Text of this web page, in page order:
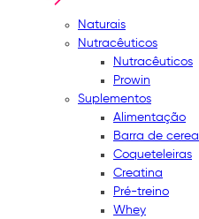
Naturais
Nutracêuticos
Nutracêuticos
Prowin
Suplementos
Alimentação
Barra de cereal
Coqueteleiras
Creatina
Pré-treino
Whey